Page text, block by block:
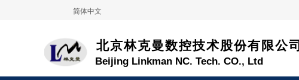
简体中文
北京林克曼数控技术股份有限公司
Beijing Linkman NC. Tech. CO., Ltd